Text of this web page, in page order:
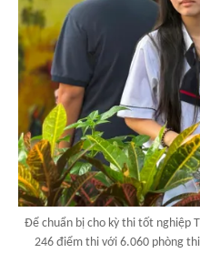
Để chuẩn bị cho kỳ thi tốt nghiệp
246 điểm thi với 6.060 phòng